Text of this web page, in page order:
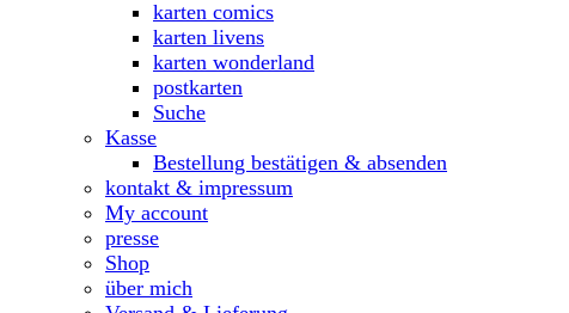
karten comics
karten livens
karten wonderland
postkarten
Suche
Kasse
Bestellung bestätigen & absenden
kontakt & impressum
My account
presse
Shop
über mich